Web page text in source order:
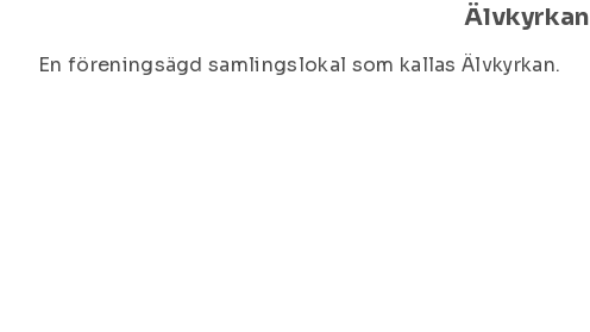
Älvkyrkan
En föreningsägd samlingslokal som kallas Älvkyrkan.